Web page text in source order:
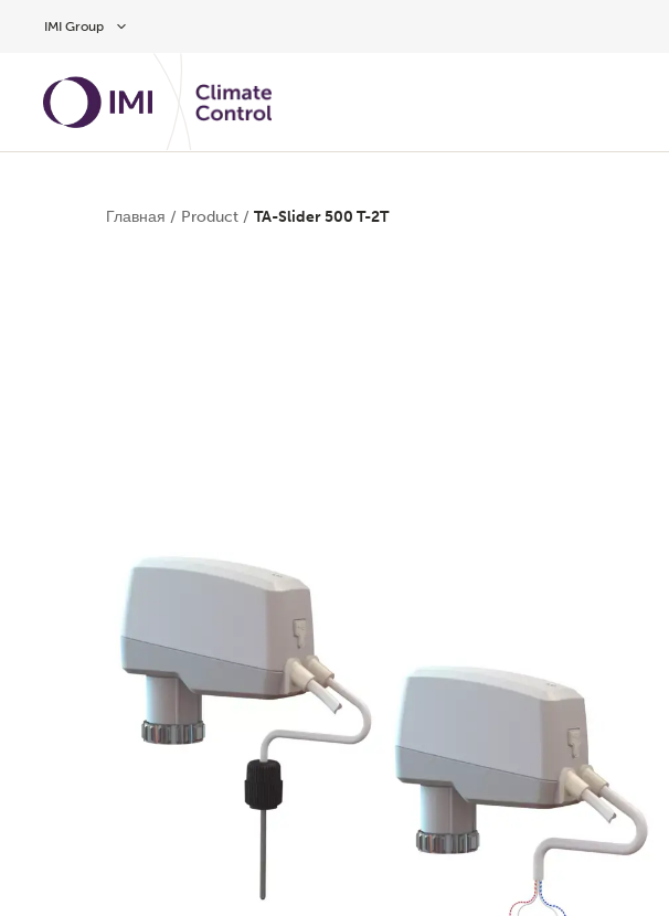
IMI Group
Главная / Product / TA-Slider 500 T-2T